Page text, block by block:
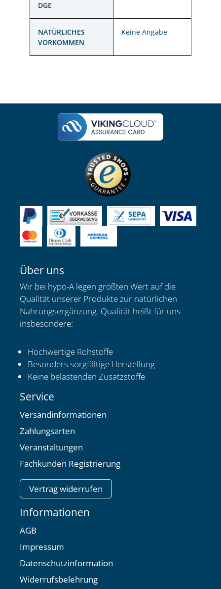
DGE
NATÜRLICHES
VORKOMMEN
Keine Angabe
Über uns
Wir bei hypo-A legen größten Wert auf die
Qualität unserer Produkte zur natürlichen
Nahrungsergänzung. Qualität heißt für uns
insbesondere:
Hochwertige Rohstoffe
Besonders sorgfältige Herstellung
Keine belastenden Zusatzstoffe
Service
Versandinformationen
Zahlungsarten
Veranstaltungen
Fachkunden Registrierung
Vertrag widerrufen
Informationen
AGB
Impressum
Datenschutzinformation
Widerrufsbelehrung